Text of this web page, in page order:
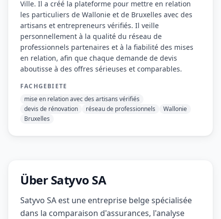
Ville. Il a créé la plateforme pour mettre en relation
les particuliers de Wallonie et de Bruxelles avec des
artisans et entrepreneurs vérifiés. Il veille
personnellement à la qualité du réseau de
professionnels partenaires et à la fiabilité des mises
en relation, afin que chaque demande de devis
aboutisse à des offres sérieuses et comparables.
FACHGEBIETE
mise en relation avec des artisans vérifiés
devis de rénovation
réseau de professionnels
Wallonie
Bruxelles
Über Satyvo SA
Satyvo SA est une entreprise belge spécialisée
dans la comparaison d'assurances, l'analyse